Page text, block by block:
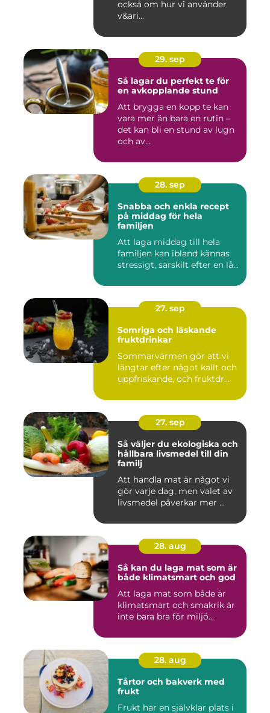
också om hur vi använder
v&ari...
29. sep
Så lagar du perfekt te för
en avkopplande stund
Att brygga en kopp te kan
vara mer än bara en rutin –
det kan bli en stund av lugn
och av...
28. sep
Snabba och enkla recept
på middag för hela
familjen
Att laga middag till hela
familjen kan ibland kännas
stressigt, särskilt efter en lå...
27. sep
Somriga och läskande
fruktdrinkar
Sommarvärmen gör att vi
längtar efter något kallt och
uppfriskande, och fruktdr...
27. sep
Så väljer du ekologiska och
hållbara livsmedel till din
familj
Att handla mat är något vi
gör varje dag, men valet av
livsmedel påverkar mer ...
28. aug
Så kan du laga mat som är
både klimatsmart och god
Att laga mat som både är
klimatsmart och smakrik är
inte bara bra för miljö...
28. aug
Tårtor och bakverk med
frukt
Frukt har en självklar plats i